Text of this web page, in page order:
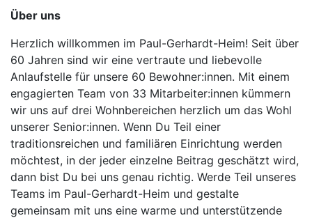
Über uns
Herzlich willkommen im Paul-Gerhardt-Heim! Seit über
60 Jahren sind wir eine vertraute und liebevolle
Anlaufstelle für unsere 60 Bewohner:innen. Mit einem
engagierten Team von 33 Mitarbeiter:innen kümmern
wir uns auf drei Wohnbereichen herzlich um das Wohl
unserer Senior:innen. Wenn Du Teil einer
traditionsreichen und familiären Einrichtung werden
möchtest, in der jeder einzelne Beitrag geschätzt wird,
dann bist Du bei uns genau richtig. Werde Teil unseres
Teams im Paul-Gerhardt-Heim und gestalte
gemeinsam mit uns eine warme und unterstützende